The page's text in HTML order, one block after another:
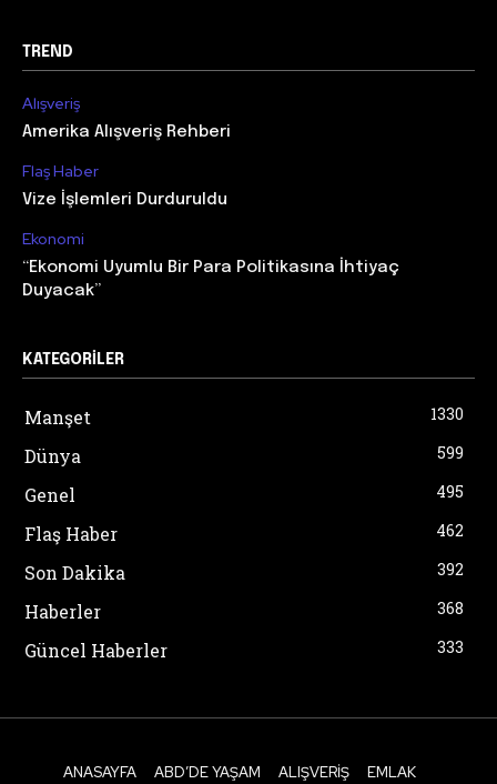
TREND
Alışveriş
Amerika Alışveriş Rehberi
Flaş Haber
Vize İşlemleri Durduruldu
Ekonomi
“Ekonomi Uyumlu Bir Para Politikasına İhtiyaç
Duyacak”
KATEGORILER
Manşet 1330
Dünya 599
Genel 495
Flaş Haber 462
Son Dakika 392
Haberler 368
Güncel Haberler 333
ANASAYFA ABD’DE YAŞAM ALIŞVERIŞ EMLAK